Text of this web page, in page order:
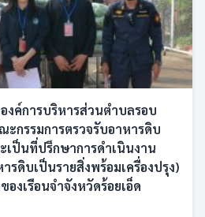
ค์การบริหารส่วนตำบลรอบ
ะกรรมการตรวจรับอาหารดิบ
เป็นที่ปรึกษาการดำเนินงาน
รดิบเป็นรายสิ่งพร้อมเครื่องปรุง)
งเรือนจำจังหวัดร้อยเอ็ด